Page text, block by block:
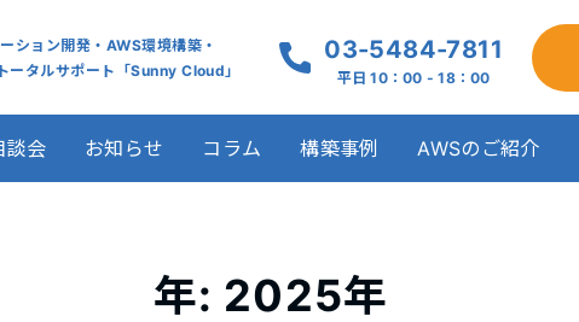
ション開発・AWS環境構築・
ータルサポート「Sunny Cloud」
03-5484-7811
平日 10：00 - 18：00
談会 お知らせ コラム 構築事例 AWSのご紹介
年: 2025年